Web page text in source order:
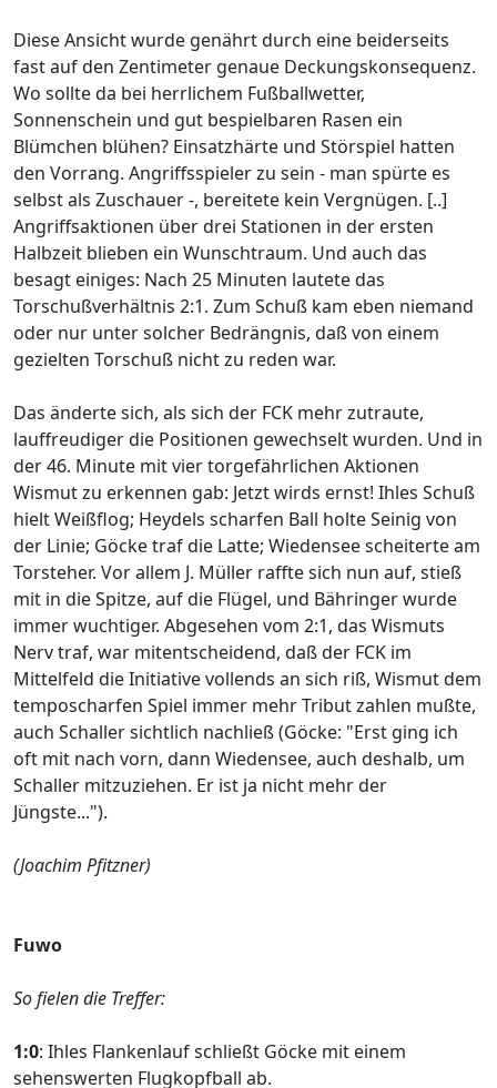
Diese Ansicht wurde genährt durch eine beiderseits
fast auf den Zentimeter genaue Deckungskonsequenz.
Wo sollte da bei herrlichem Fußballwetter,
Sonnenschein und gut bespielbaren Rasen ein
Blümchen blühen? Einsatzhärte und Störspiel hatten
den Vorrang. Angriffsspieler zu sein - man spürte es
selbst als Zuschauer -, bereitete kein Vergnügen. [..]
Angriffsaktionen über drei Stationen in der ersten
Halbzeit blieben ein Wunschtraum. Und auch das
besagt einiges: Nach 25 Minuten lautete das
Torschußverhältnis 2:1. Zum Schuß kam eben niemand
oder nur unter solcher Bedrängnis, daß von einem
gezielten Torschuß nicht zu reden war.
Das änderte sich, als sich der FCK mehr zutraute,
lauffreudiger die Positionen gewechselt wurden. Und in
der 46. Minute mit vier torgefährlichen Aktionen
Wismut zu erkennen gab: Jetzt wirds ernst! Ihles Schuß
hielt Weißflog; Heydels scharfen Ball holte Seinig von
der Linie; Göcke traf die Latte; Wiedensee scheiterte am
Torsteher. Vor allem J. Müller raffte sich nun auf, stieß
mit in die Spitze, auf die Flügel, und Bähringer wurde
immer wuchtiger. Abgesehen vom 2:1, das Wismuts
Nerv traf, war mitentscheidend, daß der FCK im
Mittelfeld die Initiative vollends an sich riß, Wismut dem
temposcharfen Spiel immer mehr Tribut zahlen mußte,
auch Schaller sichtlich nachließ (Göcke: "Erst ging ich
oft mit nach vorn, dann Wiedensee, auch deshalb, um
Schaller mitzuziehen. Er ist ja nicht mehr der
Jüngste...").
(Joachim Pfitzner)
Fuwo
So fielen die Treffer:
1:0: Ihles Flankenlauf schließt Göcke mit einem
sehenswerten Flugkopfball ab.